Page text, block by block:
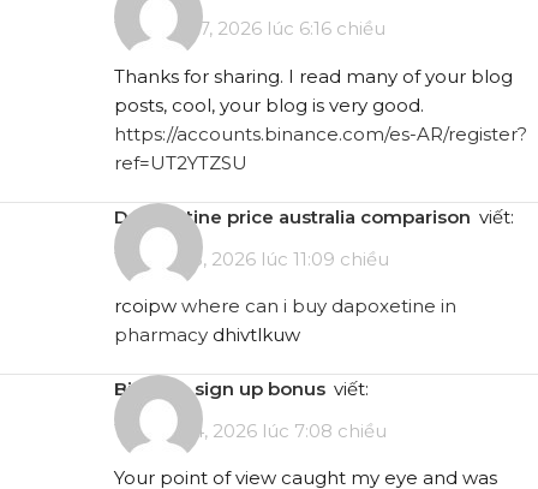
Tháng 1 27, 2026 lúc 6:16 chiều
Thanks for sharing. I read many of your blog
posts, cool, your blog is very good.
https://accounts.binance.com/es-AR/register?
ref=UT2YTZSU
dapoxetine price australia comparison viết:
Tháng 2 3, 2026 lúc 11:09 chiều
rcoipw where can i buy dapoxetine in
pharmacy dhivtlkuw
binance sign up bonus viết:
Tháng 2 4, 2026 lúc 7:08 chiều
Your point of view caught my eye and was